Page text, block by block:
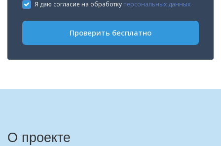
+1
Я даю согласие на обработку персональных данных
Проверить бесплатно
О проекте